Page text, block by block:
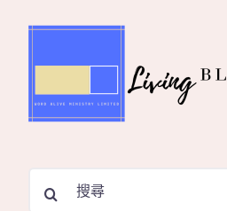
Search